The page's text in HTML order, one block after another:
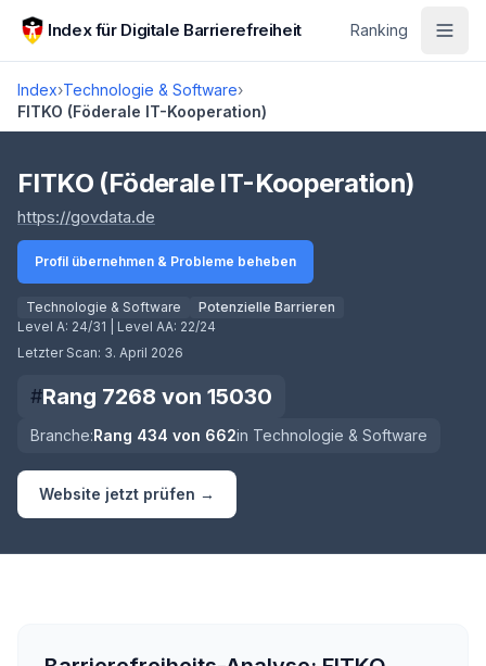
Zum Hauptinhalt springen
Index für Digitale Barrierefreiheit Ranking
Index›Technologie & Software›
FITKO (Föderale IT-Kooperation)
Score lädt
FITKO (Föderale IT-Kooperation)
https://govdata.de
Profil übernehmen & Probleme beheben
Technologie & Software
Potenzielle Barrieren
Level A: 24/31 | Level AA: 22/24
Letzter Scan: 3. April 2026
#Rang 7268 von 15030
Branche:Rang 434 von 662in Technologie & Software
Website jetzt prüfen →